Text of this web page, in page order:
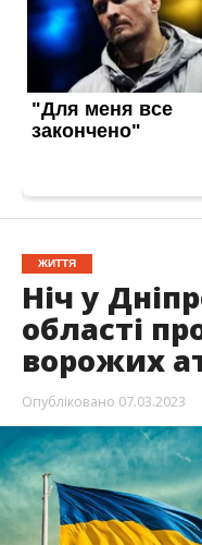
ЖИТТЯ
Ніч у
області
ворожих
Опубліковано 07.03.2023